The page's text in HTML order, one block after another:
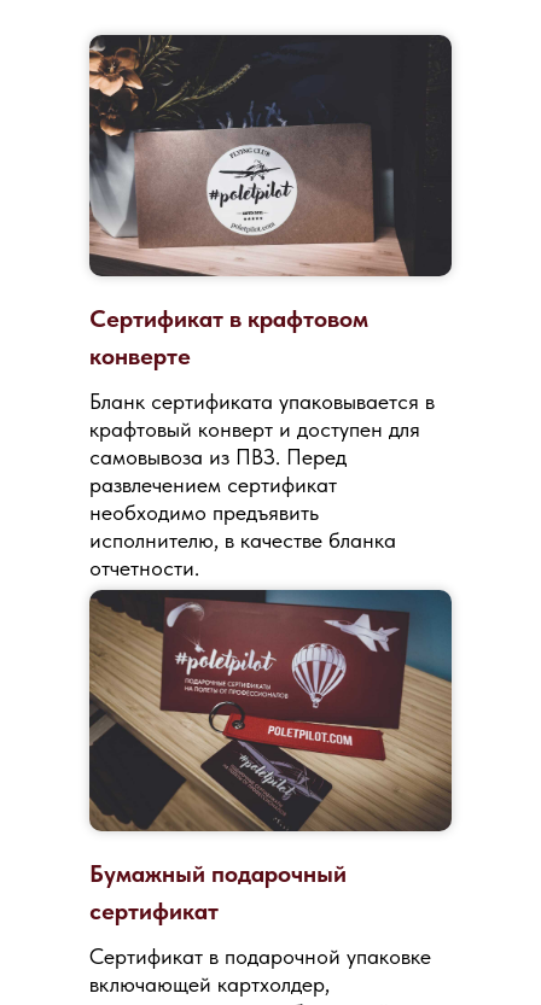
Бумажный подарочный
сертификат
Сертификат в подарочной упаковке
включающей картхолдер,
Сертификат в крафтовом
конверте
Бланк сертификата упаковывается в
крафтовый конверт и доступен для
самовывоза из ПВЗ. Перед
развлечением сертификат
необходимо предъявить
исполнителю, в качестве бланка
отчетности.